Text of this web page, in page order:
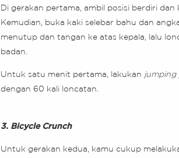
Di gerakan pertama, ambil posisi berdiri
Kemudian, buka kaki selebar bahu dan
menutup dan tangan ke atas kepala, lalu
badan.
Untuk satu menit pertama, lakukan jumping
dengan 60 kali loncatan.
3. Bicycle Crunch
Untuk gerakan kedua, kamu cukup